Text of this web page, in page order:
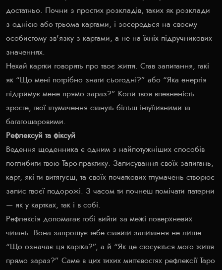
достатньо. Почни з простих розкладів, таких як розклади
з однією або трьома картами, і зосередься на своєму
особистому зв'язку з картами, а не на їхніх підручникових
значеннях.
Нехай картки говорять про твоє життя. Став запитання, такі
як “Що мені потрібно знати сьогодні?” або “Яка енергія
підтримує мене прямо зараз?” Коли твоя впевненість
зросте, твої тлумачення стануть більш інтуїтивними та
багатошаровими.
Рефлексуй та фіксуй
Ведення щоденника є одним з найпотужніших способів
поглибити твою Таро-практику. Записування своїх запитань,
карт, які ти витягуєш, та своїх початкових тлумачень створює
запис твоєї подорожі. З часом ти почнеш помічати патерни
— як у картках, так і в собі.
Рефлексія допомагає тобі вийти за межі поверхневих
читань. Вона запрошує тебе ставити запитання не лише
“Що означає ця картка?”, а й “Як це стосується мого життя
прямо зараз?” Саме в цих тихих миттєвостях рефлексії Таро